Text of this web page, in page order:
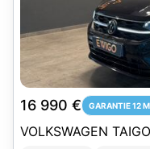
16 990 € GARANTIE 12
VOLKSWAGEN